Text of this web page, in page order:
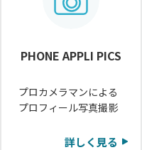
PHONE APPLI PICS
プロカメラマンによる
プロフィール写真撮影
詳しく見る